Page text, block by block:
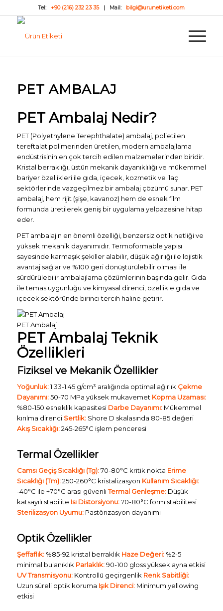
Tel: +90 (216) 232 23 35| Mail: bilgi@urunetiketi.com
PET AMBALAJ
PET Ambalaj Nedir?
PET (Polyethylene Terephthalate) ambalaj, polietilen
tereftalat polimerinden üretilen, modern ambalajlama
endüstrisinin en çok tercih edilen malzemelerinden biridir.
Kristal berraklığı, üstün mekanik dayanıklılığı ve mükemmel
bariyer özellikleri ile gıda, içecek, kozmetik ve ilaç
sektörlerinde vazgeçilmez bir ambalaj çözümü sunar. PET
ambalaj, hem rijit (şişe, kavanoz) hem de esnek film
formunda üretilerek geniş bir uygulama yelpazesine hitap
eder.
PET ambalajın en önemli özelliği, benzersiz optik netliği ve
yüksek mekanik dayanımıdır. Termoformable yapısı
sayesinde karmaşık şekiller alabilir, düşük ağırlığı ile lojistik
avantaj sağlar ve %100 geri dönüştürülebilir olması ile
sürdürülebilir ambalajlama çözümlerinin başında gelir. Gıda
ile temas uygunluğu ve kimyasal direnci, özellikle gıda ve
içecek sektöründe birinci tercih haline getirir.
PET Ambalaj
PET Ambalaj Teknik
Özellikleri
Fiziksel ve Mekanik Özellikler
Yoğunluk:1.33-1.45 g/cm³ aralığında optimal ağırlık Çekme
Dayanımı:50-70 MPa yüksek mukavemet Kopma Uzaması:
%80-150 esneklik kapasitesi Darbe Dayanımı:Mükemmel
kırılma direnci Sertlik:Shore D skalasında 80-85 değeri
Akış Sıcaklığı:245-265°C işlem penceresi
Termal Özellikler
Camsı Geçiş Sıcaklığı (Tg):70-80°C kritik nokta Erime
Sıcaklığı (Tm):250-260°C kristalizasyon Kullanım Sıcaklığı:
-40°C ile +70°C arası güvenliTermal Genleşme:Düşük
katsayılı stabilite Isı Distorsiyonu:70-80°C form stabilitesi
Sterilizasyon Uyumu:Pastörizasyon dayanımı
Optik Özellikler
Şeffaflık:%85-92 kristal berraklık Haze Değeri:%2-5
minimal bulanıklık Parlaklık:90-100 gloss yüksek ayna etkisi
UV Transmisyonu:Kontrollü geçirgenlik Renk Sabitliği:
Uzun süreli optik koruma Işık Direnci:Minimum yellowing
etkisi